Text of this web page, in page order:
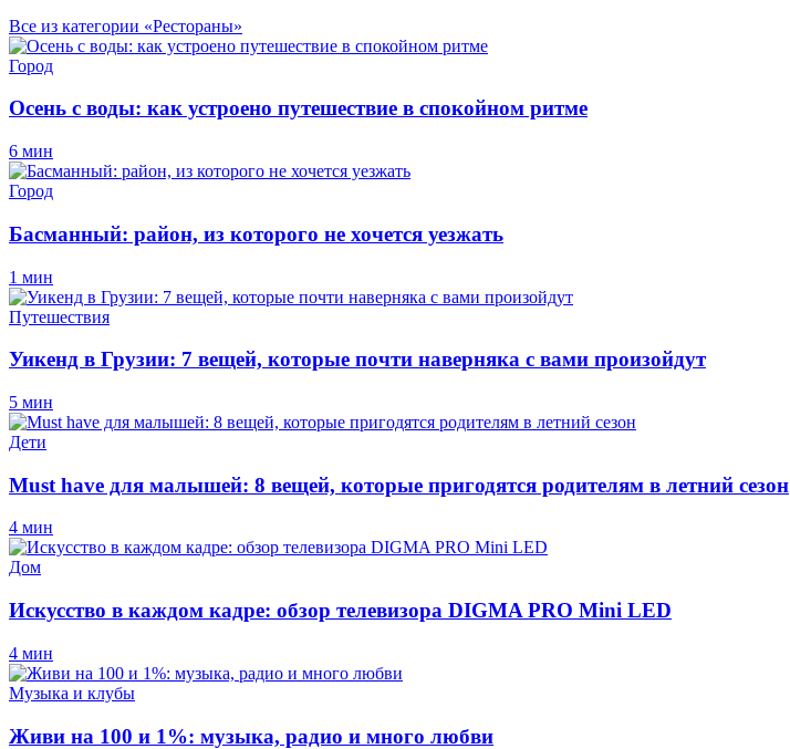
Все из категории «Рестораны»
Город
Осень с воды: как устроено путешествие в спокойном ритме
6 мин
Город
Басманный: район, из которого не хочется уезжать
1 мин
Путешествия
Уикенд в Грузии: 7 вещей, которые почти наверняка с вами произойдут
5 мин
Дети
Must have для малышей: 8 вещей, которые пригодятся родителям в летний сезон
4 мин
Дом
Искусство в каждом кадре: обзор телевизора DIGMA PRO Mini LED
4 мин
Музыка и клубы
Живи на 100 и 1%: музыка, радио и много любви